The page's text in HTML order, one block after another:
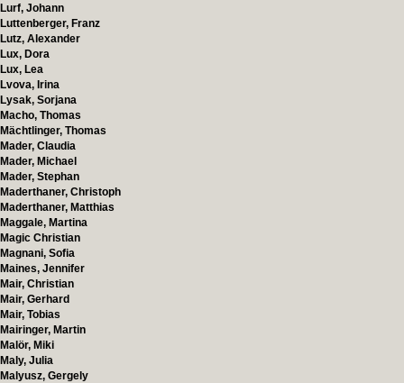
Lurf, Johann
Luttenberger, Franz
Lutz, Alexander
Lux, Dora
Lux, Lea
Lvova, Irina
Lysak, Sorjana
Macho, Thomas
Mächtlinger, Thomas
Mader, Claudia
Mader, Michael
Mader, Stephan
Maderthaner, Christoph
Maderthaner, Matthias
Maggale, Martina
Magic Christian
Magnani, Sofia
Maines, Jennifer
Mair, Christian
Mair, Gerhard
Mair, Tobias
Mairinger, Martin
Malör, Miki
Maly, Julia
Malyusz, Gergely